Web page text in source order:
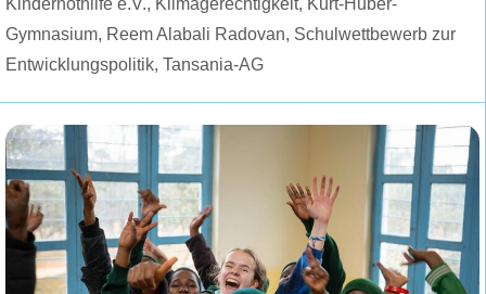
Kindernothilfe e.V., Klimagerechtigkeit, Kurt-Huber-
Gymnasium, Reem Alabali Radovan, Schulwettbewerb zur
Entwicklungspolitik, Tansania-AG